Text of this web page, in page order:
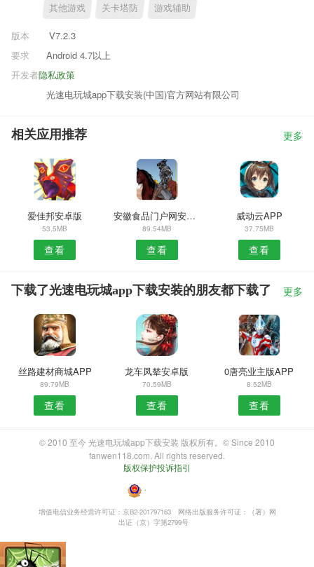
其他游戏 关卡塔防 游戏辅助
版本
V7.2.3
要求
Android 4.7以上
隐私政策
开发者
光速电玩城app下载安装(中国)官方网站有限公司
相关应用推荐 更多
爱佳邦安卓版
53.5MB
查看
安徽食品门户网安卓版
89.54MB
查看
威动云APP
37.75MB
查看
下载了光速电玩城app下载安装的朋友都下载了 更多
丝路建材商城APP
89.79MB
查看
龙车凤辇安卓版
70.59MB
查看
0唐亮业主版APP
8.52MB
查看
© 2010 至今 光速电玩城app下载安装 版权所有。© Since 2010
fanwen118.com. All rights reserved.
版权保护投诉指引
・
增值电信业务经营许可证：京B2-201797163
网络出版服务许可证：（署）网
出证（京）字第2799号